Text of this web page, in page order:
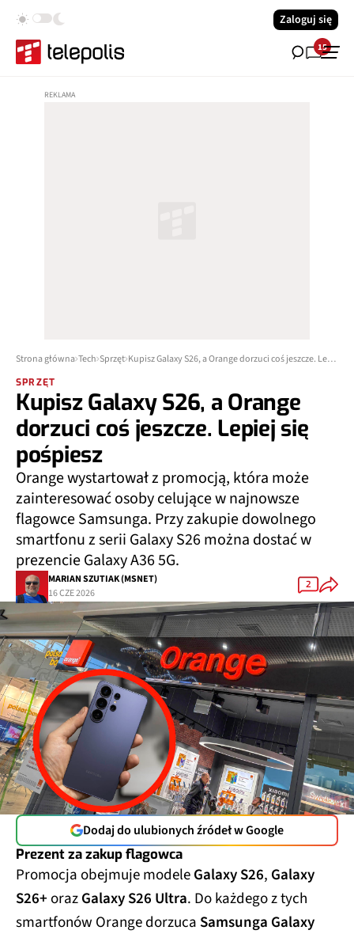
Zaloguj się
15
Strona główna Tech Sprzęt Kupisz Galaxy S26, a Orange dorzuci coś jeszcze. Lepiej się pośpiesz
SPRZĘT
Kupisz Galaxy S26, a Orange
dorzuci coś jeszcze. Lepiej się
pośpiesz
Orange wystartował z promocją, która może
zainteresować osoby celujące w najnowsze
flagowce Samsunga. Przy zakupie dowolnego
smartfonu z serii Galaxy S26 można dostać w
prezencie Galaxy A36 5G.
MARIAN SZUTIAK (MSNET)
16 CZE 2026
2
Dodaj do ulubionych źródeł w Google
Prezent za zakup flagowca
Promocja obejmuje modeleGalaxy S26, Galaxy
S26+orazGalaxy S26 Ultra. Do każdego z tych
smartfonów Orange dorzuca Samsunga Galaxy